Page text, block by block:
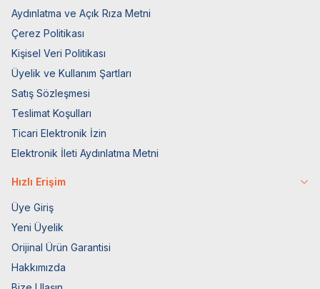
Aydınlatma ve Açık Rıza Metni
Çerez Politikası
Kişisel Veri Politikası
Üyelik ve Kullanım Şartları
Satış Sözleşmesi
Teslimat Koşulları
Ticari Elektronik İzin
Elektronik İleti Aydınlatma Metni
Hızlı Erişim
Üye Giriş
Yeni Üyelik
Orijinal Ürün Garantisi
Hakkımızda